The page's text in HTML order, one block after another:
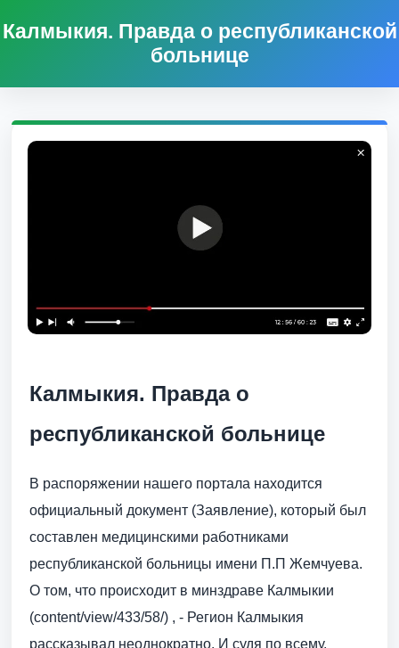
Калмыкия. Правда о республиканской
больнице
Калмыкия. Правда о
республиканской больнице
В распоряжении нашего портала находится
официальный документ (Заявление), который был
составлен медицинскими работниками
республиканской больницы имени П.П Жемчуева.
О том, что происходит в минздраве Калмыкии
(content/view/433/58/) , - Регион Калмыкия
рассказывал неоднократно. И судя по всему,